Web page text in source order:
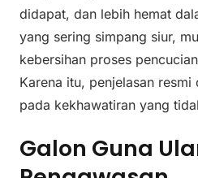
didapat, dan lebih hemat
yang sering simpang siur,
kebersihan proses
Karena itu, penjelasan
pada kekhawatiran yang
Galon Guna